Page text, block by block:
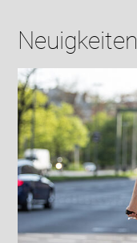
Neuigkeiten